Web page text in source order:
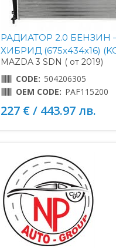
РАДИАТОР 2.0 БЕНЗИН
ХИБРИД (675x434x16)
MAZDA 3 SDN ( от 2019)
CODE: 504206305
OEM CODE: PAF115200
227 € / 443.97 лв.